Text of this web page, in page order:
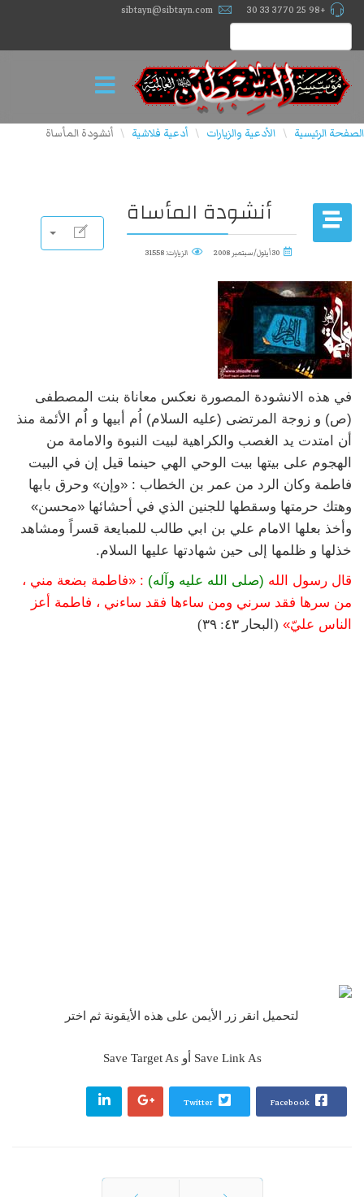
+98 25 3770 33 30
sibtayn@sibtayn.com
الصفحة الرئيسية \ الأدعية والزيارات \ أدعية فلاشية \ أنشودة المأساة
أنشودة المأساة
30 أيلول/سبتمبر 2008 الزيارات: 31558
في هذه الانشودة المصورة نعكس معاناة بنت المصطفى
(ص) و زوجة المرتضى (عليه السلام) اُم أبيها و اٌم الأئمة منذ
أن امتدت يد الغصب والكراهية لبيت النبوة والامامة من
الهجوم على بيتها بيت الوحي الهي حينما قيل إن في البيت
فاطمة وكان الرد من عمر بن الخطاب : «وإن» وحرق بابها
وهتك حرمتها وسقطها للجنين الذي في أحشائها «محسن»
وأخذ بعلها الامام علي بن ابي طالب للمبايعة قسراً ومشاهد
خذلها و ظلمها إلى حين شهادتها عليها السلام.
قال رسول الله (صلى الله عليه وآله) : «فاطمة بضعة مني ،
من سرها فقد سرني ومن ساءها فقد ساءني ، فاطمة أعز
الناس عليّ» (البحار ٤٣: ٣٩)
لتحميل انقر زر الأيمن على هذه الأيقونة ثم اختر
Save Link As أو Save Target As